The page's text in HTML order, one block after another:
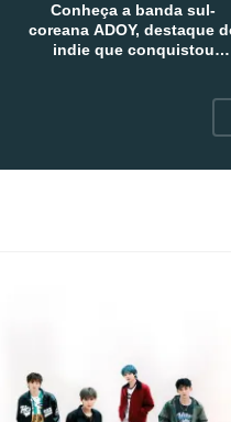
Conheça a banda sul-
coreana ADOY, destaque
indie que conquistou